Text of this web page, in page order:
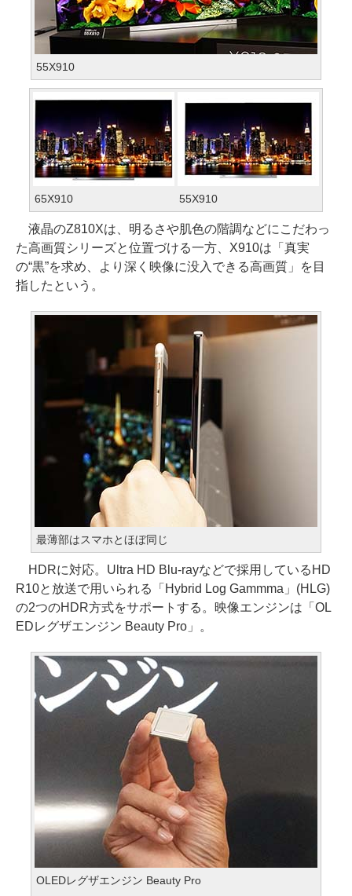
55X910
65X910 55X910
液晶のZ810Xは、明るさや肌色の階調などにこだわっ
た高画質シリーズと位置づける一方、X910は「真実
の“黒”を求め、より深く映像に没入できる高画質」を目
指したという。
最薄部はスマホとほぼ同じ
HDRに対応。Ultra HD Blu-rayなどで採用しているHD
R10と放送で用いられる「Hybrid Log Gammma」(HLG)
の2つのHDR方式をサポートする。映像エンジンは「OL
EDレグザエンジン Beauty Pro」。
OLEDレグザエンジン Beauty Pro